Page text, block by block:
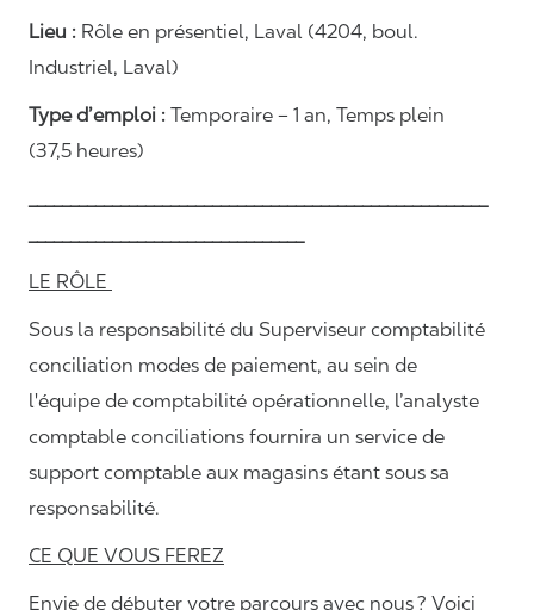
Lieu : Rôle en présentiel, Laval (4204, boul.
Industriel, Laval)
Type d’emploi : Temporaire – 1 an, Temps plein
(37,5 heures)
LE RÔLE
Sous la responsabilité du Superviseur comptabilité
conciliation modes de paiement, au sein de
l'équipe de comptabilité opérationnelle, l’analyste
comptable conciliations fournira un service de
support comptable aux magasins étant sous sa
responsabilité.
CE QUE VOUS FEREZ
Envie de débuter votre parcours avec nous ? Voici